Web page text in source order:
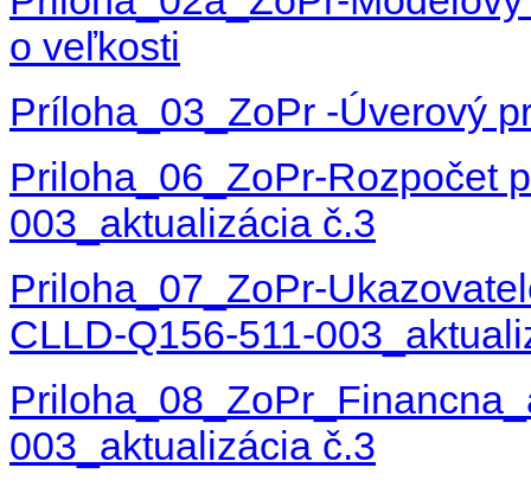
o veľkosti
Príloha_03_ZoPr -Úverový
Priloha_06_ZoPr-Rozpočet
003_aktualizácia č.3
Priloha_07_ZoPr-
CLLD-Q156-511-
003_aktualizácia č.3